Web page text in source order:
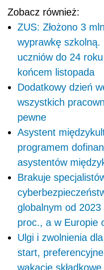
Zobacz również:
ZUS: Złożono 3
wyprawkę
uczniów do 24
końcem listopada
Dodatkowy dzień
wszystkich
pewne
Asystent
programem
asystentów
Brakuje
globalnym od 2023
proc., a w Europie
Ulgi i zwolnienia
start, preferencyjne
wakacje składkowe